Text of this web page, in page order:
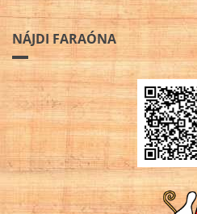
NÁJDI FARAÓNA